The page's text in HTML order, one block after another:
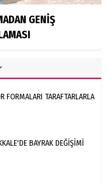
GENİŞ
FORMALARI TARAFTARLARLA
BAYRAK DEĞİŞİMİ